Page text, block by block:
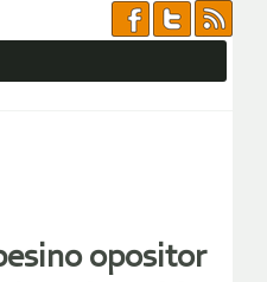
opositor